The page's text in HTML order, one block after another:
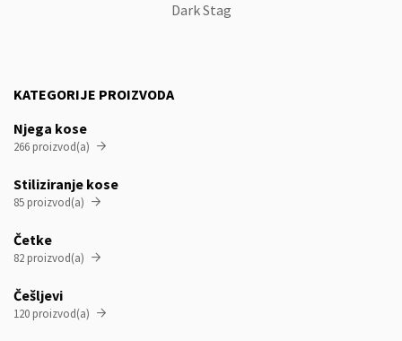
Dark Stag
KATEGORIJE PROIZVODA
Njega kose
266 proizvod(a) 
Stiliziranje kose
85 proizvod(a) 
Četke
82 proizvod(a) 
Češljevi
120 proizvod(a) 